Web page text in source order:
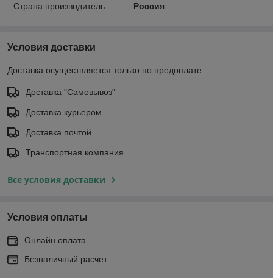
Страна производитель
Россия
Условия доставки
Доставка осуществляется только по предоплате.
Доставка "Самовывоз"
Доставка курьером
Доставка почтой
Транспортная компания
Все условия доставки
Условия оплаты
Онлайн оплата
Безналичный расчет